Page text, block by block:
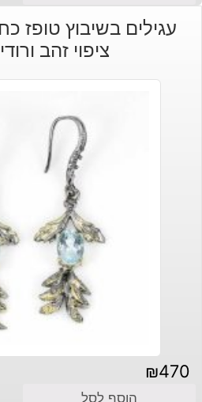
עגילים בשיבוץ טופז
ציפוי זהב
₪470
הוסף לסל